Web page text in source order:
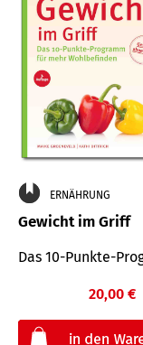
ERNÄHRUNG
Gewicht im Griff
Das 10-Punkte-
20,00 €